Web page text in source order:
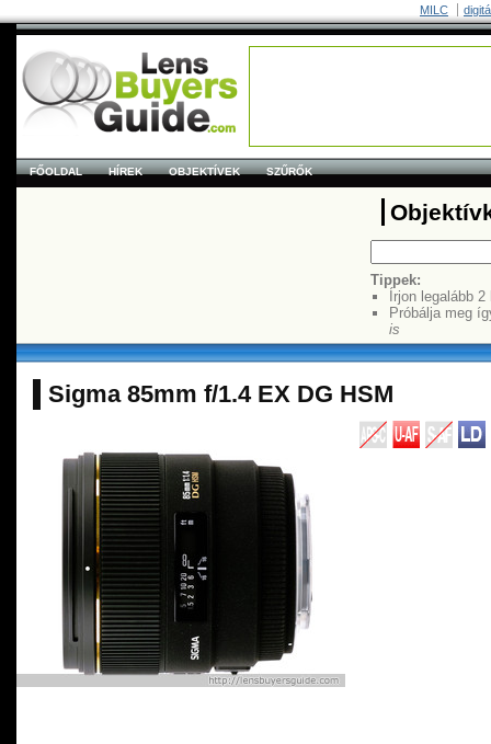
MILC
FŐOLDAL HÍREK OBJEKTÍVEK SZŰRŐK
Tippek:
Írjon legalább
Próbálja meg
is
Sigma 85mm f/1.4 EX DG HSM